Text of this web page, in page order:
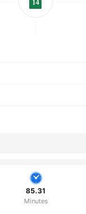
14
85.31
Minutes